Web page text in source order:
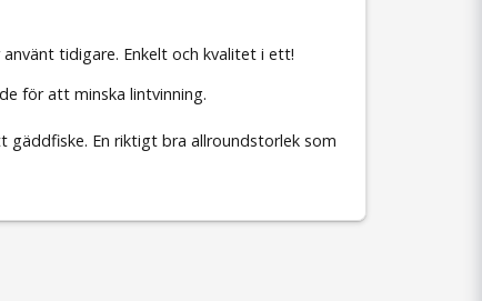
tidigare. Enkelt och kvalitet i ett!
för att minska lintvinning.
En riktigt bra allroundstorlek som